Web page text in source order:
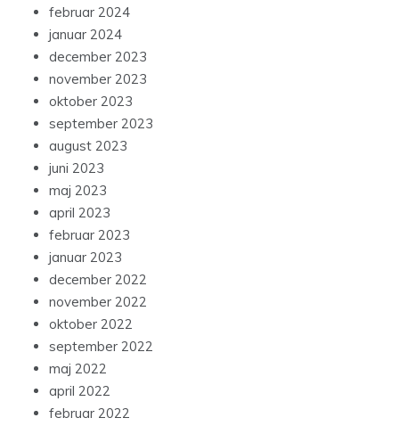
februar 2024
januar 2024
december 2023
november 2023
oktober 2023
september 2023
august 2023
juni 2023
maj 2023
april 2023
februar 2023
januar 2023
december 2022
november 2022
oktober 2022
september 2022
maj 2022
april 2022
februar 2022